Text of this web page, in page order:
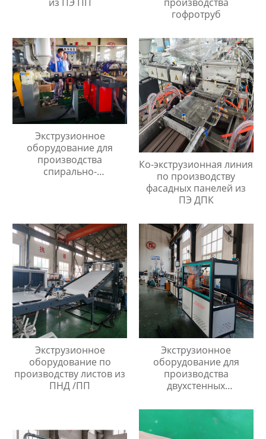
гофротруб
Экструзионное
оборудование для
производства
спирально-
Ко-экструзионная линия
по производству
фасадных панелей из
ПЭ ДПК
Экструзионное
оборудование по
производству листов из
ПНД /ПП
Экструзионное
оборудование для
производства
двухстенных
диаметром 40мм до